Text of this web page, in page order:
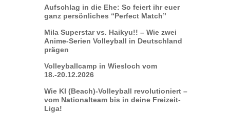
Aufschlag in die Ehe: So feiert ihr euer
ganz persönliches “Perfect Match”
Mila Superstar vs. Haikyu!! – Wie zwei
Anime-Serien Volleyball in Deutschland
prägen
Volleyballcamp in Wiesloch vom
18.-20.12.2026
Wie KI (Beach)-Volleyball revolutioniert –
vom Nationalteam bis in deine Freizeit-
Liga!